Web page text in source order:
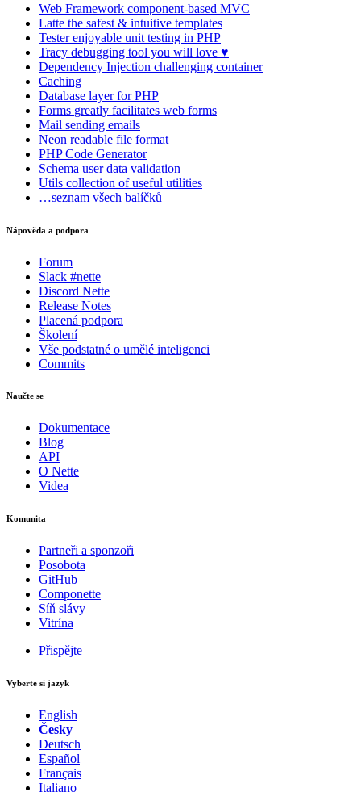
Web Framework component-based MVC
Latte the safest & intuitive templates
Testerenjoyable unit testing in PHP
Tracy debugging tool you will love ♥
Dependency Injection challenging container
Caching
Database layer for PHP
Forms greatly facilitates web forms
Mail sending emails
Neon readable file format
PHP Code Generator
Schema user data validation
Utils collection of useful utilities
…seznam všech balíčků
Nápověda a podpora
Forum
Slack #nette
Discord Nette
Release Notes
Placená podpora
Školení
Vše podstatné o umělé inteligenci
Commits
Naučte se
Dokumentace
Blog
API
O Nette
Videa
Komunita
Partneři a sponzoři
Posobota
GitHub
Componette
Síň slávy
Vitrína
Přispějte
Vyberte si jazyk
English
Česky
Deutsch
Español
Français
Italiano